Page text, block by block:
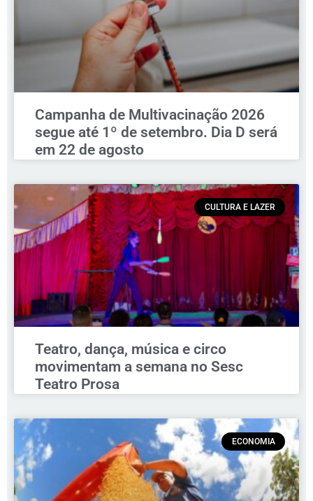
Campanha de Multivacinação 2026
segue até 1º de setembro. Dia D será
em 22 de agosto
CULTURA E LAZER
Teatro, dança, música e circo
movimentam a semana no Sesc
Teatro Prosa
ECONOMIA